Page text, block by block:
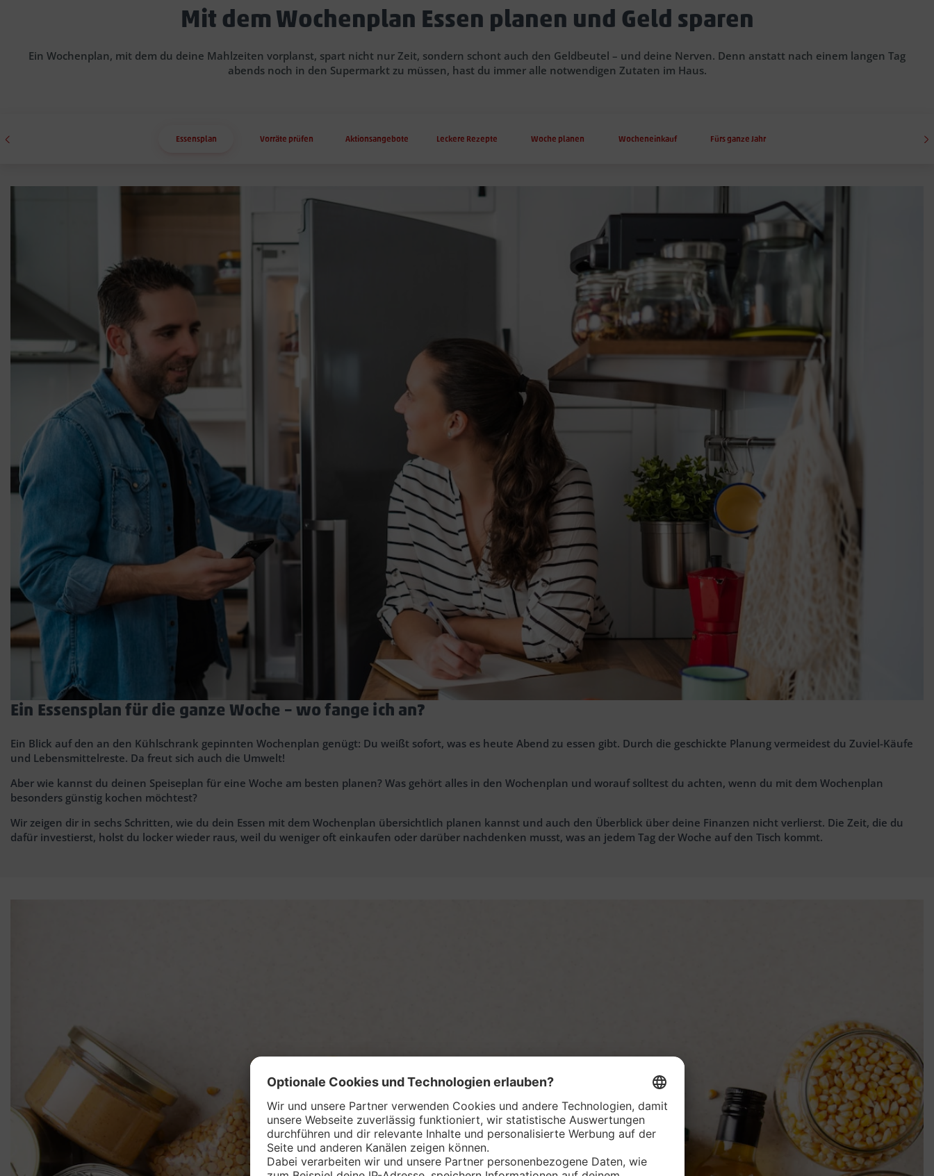
Mit dem Wochenplan Essen planen und Geld sparen
Ein Wochenplan, mit dem du deine Mahlzeiten vorplanst, spart nicht nur Zeit, sondern schont auch den Geldbeutel – und deine Nerven. Denn anstatt nach einem langen Tag
abends noch in den Supermarkt zu müssen, hast du immer alle notwendigen Zutaten im Haus.
Essensplan Vorräte prüfen Aktionsangebote Leckere Rezepte Woche planen Wocheneinkauf Fürs ganze Jahr
Ein Essensplan für die ganze Woche – wo fange ich an?
Ein Blick auf den an den Kühlschrank gepinnten Wochenplan genügt: Du weißt sofort, was es heute Abend zu essen gibt. Durch die geschickte Planung vermeidest du Zuviel-Käufe
und Lebensmittelreste. Da freut sich auch die Umwelt!
Aber wie kannst du deinen Speiseplan für eine Woche am besten planen? Was gehört alles in den Wochenplan und worauf solltest du achten, wenn du mit dem Wochenplan
besonders günstig kochen möchtest?
Wir zeigen dir in sechs Schritten, wie du dein Essen mit dem Wochenplan übersichtlich planen kannst und auch den Überblick über deine Finanzen nicht verlierst. Die Zeit, die du
dafür investierst, holst du locker wieder raus, weil du weniger oft einkaufen oder darüber nachdenken musst, was an jedem Tag der Woche auf den Tisch kommt.